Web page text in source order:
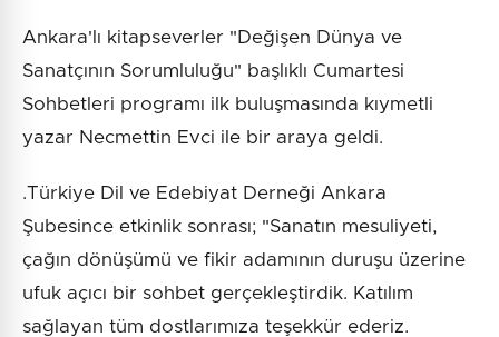
Ankara'lı kitapseverler "Değişen Dünya ve
Sanatçının Sorumluluğu" başlıklı Cumartesi
Sohbetleri programı ilk buluşmasında kıymetli
yazar Necmettin Evci ile bir araya geldi.
.Türkiye Dil ve Edebiyat Derneği Ankara
Şubesince etkinlik sonrası; "Sanatın mesuliyeti,
çağın dönüşümü ve fikir adamının duruşu üzerine
ufuk açıcı bir sohbet gerçekleştirdik. Katılım
sağlayan tüm dostlarımıza teşekkür ederiz.